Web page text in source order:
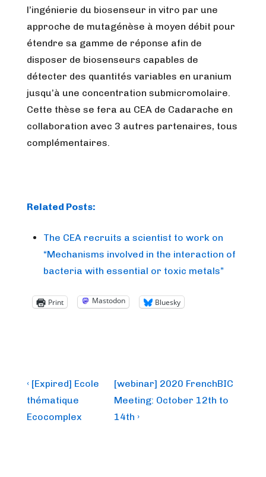
l’ingénierie du biosenseur in vitro par une
approche de mutagénèse à moyen débit pour
étendre sa gamme de réponse afin de
disposer de biosenseurs capables de
détecter des quantités variables en uranium
jusqu’à une concentration submicromolaire.
Cette thèse se fera au CEA de Cadarache en
collaboration avec 3 autres partenaires, tous
complémentaires.
Related Posts:
The CEA recruits a scientist to work on
“Mechanisms involved in the interaction of
bacteria with essential or toxic metals”
Print Mastodon Bluesky
Post
navigation
Previous
Post
is
‹ [Expired] Ecole
thématique
Ecocomplex
Next
Post
is
[webinar] 2020 FrenchBIC
Meeting: October 12th to
14th ›